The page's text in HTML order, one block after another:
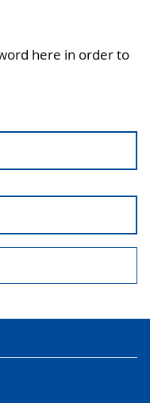
here in order to